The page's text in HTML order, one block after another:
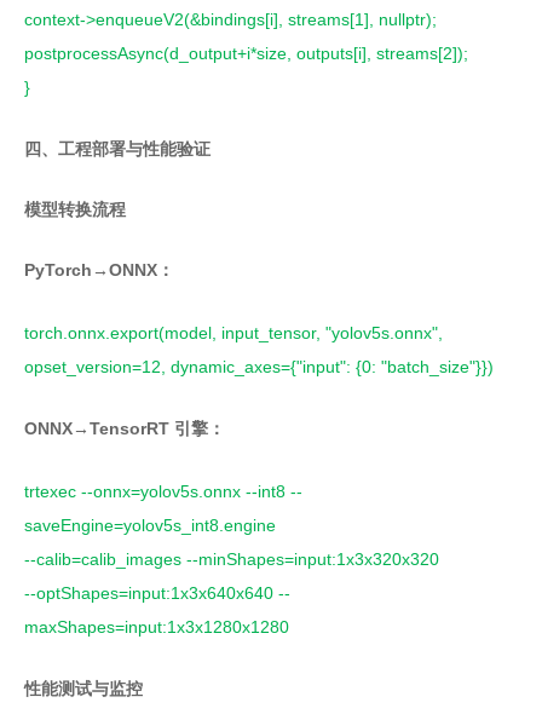
context->enqueueV2(&bindings[i], streams[1], nullptr);
postprocessAsync(d_output+i*size, outputs[i], streams[2]);
}
四、工程部署与性能验证
模型转换流程
PyTorch→ONNX：
torch.onnx.export(model, input_tensor, "yolov5s.onnx",
opset_version=12, dynamic_axes={"input": {0: "batch_size"}})
ONNX→TensorRT 引擎：
trtexec --onnx=yolov5s.onnx --int8 --
saveEngine=yolov5s_int8.engine
--calib=calib_images --minShapes=input:1x3x320x320
--optShapes=input:1x3x640x640 --
maxShapes=input:1x3x1280x1280
性能测试与监控